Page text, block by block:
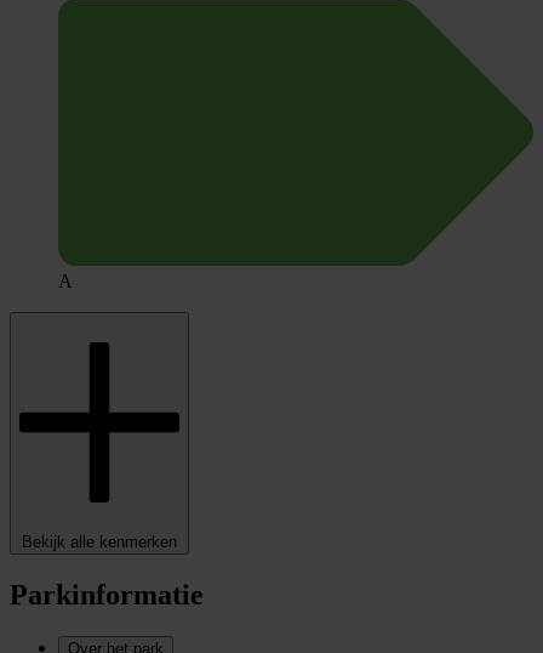
A
Bekijk alle kenmerken
Parkinformatie
Over het park